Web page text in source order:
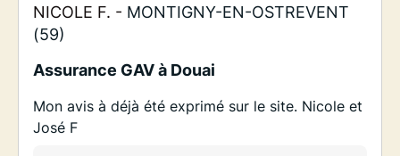
NICOLE F. - MONTIGNY-EN-OSTREVENT
(59)
Assurance GAV à Douai
Mon avis à déjà été exprimé sur le site. Nicole et
José F